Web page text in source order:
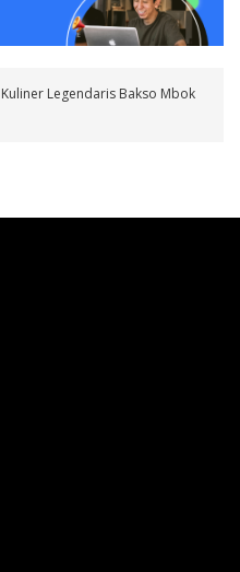
Kuliner Legendaris Bakso Mbok